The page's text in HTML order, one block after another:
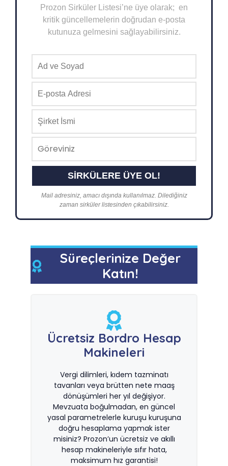
Prozon Sirküler Listesi’ne üye olarak; en
kritik güncellemelerin doğrudan e-posta
kutunuza gelmesini sağlayabilirsiniz.
Mail adresiniz, amacı dışında kullanılmaz. Dilediğiniz
zaman sirküler listesinden çıkabilirsiniz.
Süreçlerinize Değer
Katın!
Ücretsiz Bordro Hesap
Makineleri
Vergi dilimleri, kıdem tazminatı
tavanları veya brütten nete maaş
dönüşümleri her yıl değişiyor.
Mevzuata boğulmadan, en güncel
yasal parametrelerle kuruşu kuruşuna
doğru hesaplama yapmak ister
misiniz? Prozon’un ücretsiz ve akıllı
hesap makineleriyle sıfır hata,
maksimum hız garantisi!